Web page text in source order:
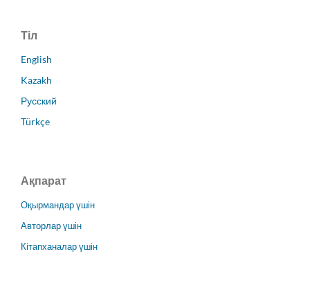
Тіл
English
Kazakh
Русский
Türkçe
Ақпарат
Оқырмандар үшін
Авторлар үшін
Кітапханалар үшін